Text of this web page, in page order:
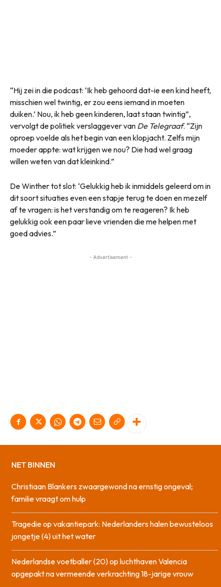
“Hij zei in die podcast: ‘Ik heb gehoord dat-ie een kind heeft,
misschien wel twintig, er zou eens iemand in moeten
duiken.’ Nou, ik heb geen kinderen, laat staan twintig”,
vervolgt de politiek verslaggever van De Telegraaf. “Zijn
oproep voelde als het begin van een klopjacht. Zelfs mijn
moeder appte: wat krijgen we nou? Die had wel graag
willen weten van dat kleinkind.”
De Winther tot slot: ‘Gelukkig heb ik inmiddels geleerd om in
dit soort situaties even een stapje terug te doen en mezelf
af te vragen: is het verstandig om te reageren? Ik heb
gelukkig ook een paar lieve vrienden die me helpen met
goed advies.”
- Advertisement -
NET BINNEN
Christiaan Blankers zwaargewond na ernstig ongeval;
familie vraagt om hulp
Tragedie op vakantiepark: Nederlanders halen bewusteloos
jongetje (4) uit het water
Nederlandse voetballer (20) op luchthaven Valencia
opgepakt na vermeende verkrachting 18-jarige vrouw